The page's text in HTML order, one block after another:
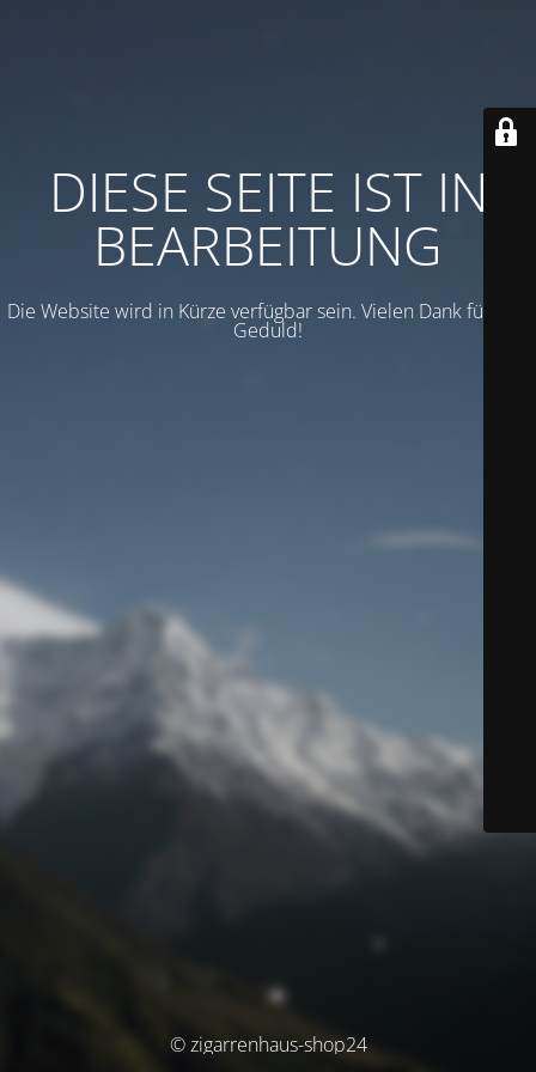
DIESE SEITE IST IN
BEARBEITUNG
Die Website wird in Kürze verfügbar sein. Vielen Dank für Ihre
Geduld!
© zigarrenhaus-shop24